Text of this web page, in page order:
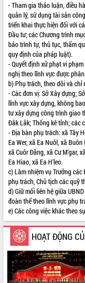
ALBUM ẢNH
LIÊN KẾT WEB
THỐNG KÊ TRUY CẬP
Hôm nay: 14141
Tất cả: 66026881
- Tham gia thảo luận, điều
quản lý, sử dụng tài sản
triển khai thực hiện đối với
Đầu tư; các Chương trình
bảo trình tự, thủ tục, thẩm
quy định của pháp luật).
- Quyết định xử phạt vi
nghị theo lĩnh vực được
b) Phụ trách, theo dõi và
- Các đơn vị: Sở Xây dựng;
lĩnh vực xây dựng, không
tư xây dựng công trình giao
Đắk Lắk; Thống kê tỉnh; các
- Địa bàn phụ trách: xã Tây
Ea Wer, xã Ea Nuôl, xã
xã Cuôr Đăng, xã Cư M'gar,
Ea Hiao, xã Ea H'leo.
c) Làm nhiệm vụ Trưởng
phụ trách, Chủ tịch các quỹ
d) Giữ mối liên hệ giữa
đoàn thể theo lĩnh vực phụ
e) Các công việc khác theo
HOẠT ĐỘNG
THÁI